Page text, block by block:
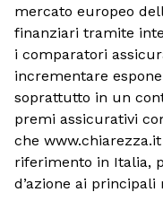
mercato europeo
finanziari tramite
i comparatori
incrementare
soprattutto in un
premi assicurativi
che
riferimento in Italia,
d’azione ai principali